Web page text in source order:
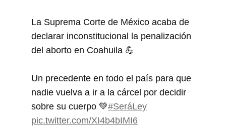
La Suprema Corte de México acaba de
declarar inconstitucional la penalización
del aborto en Coahuila 💪
Un precedente en todo el país para que
nadie vuelva a ir a la cárcel por decidir
sobre su cuerpo 💚#SeráLey
pic.twitter.com/XI4b4bIMI6